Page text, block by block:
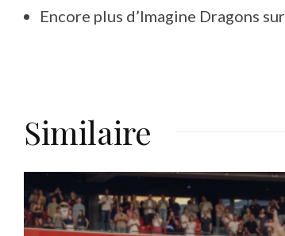
Encore plus d’Imagine Dragons sur
Similaire